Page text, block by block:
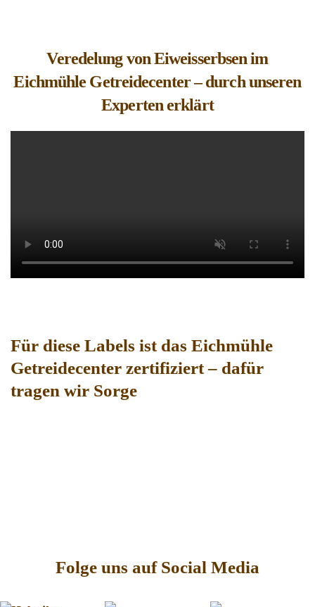
Veredelung von Eiweisserbsen im
Eichmühle Getreidecenter – durch unseren
Experten erklärt
Für diese Labels ist das Eichmühle
Getreidecenter zertifiziert – dafür
tragen wir Sorge
Folge uns auf Social Media